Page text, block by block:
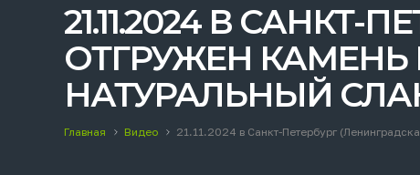
21.11.2024 В
ОТГРУЖЕН КАМЕНЬ
НАТУРАЛЬНЫЙ
Главная Видео 21.11.2024 в Санкт-Петербург